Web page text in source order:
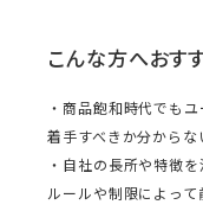
こんな方へおす
・商品飽和時代でも
着手すべきか分からな
・自社の長所や特徴
ルールや制限によっ